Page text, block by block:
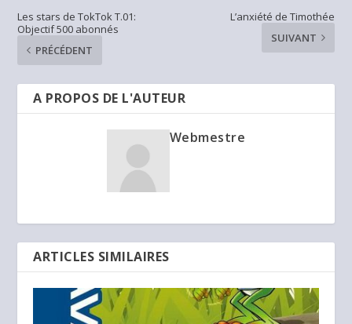
Les stars de TokTok T.01:
Objectif 500 abonnés
PRÉCÉDENT
L’anxiété de Timothée
SUIVANT
A PROPOS DE L'AUTEUR
Webmestre
ARTICLES SIMILAIRES